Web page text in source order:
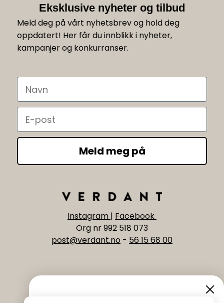
Eksklusive nyheter og tilbud
Meld deg på vårt nyhetsbrev og hold deg
oppdatert! Her får du innblikk i nyheter,
kampanjer og konkurranser.
Navn
Email
Meld meg på
Instagram | Facebook
Org nr 992 518 073
post@verdant.no - 56 15 68 00